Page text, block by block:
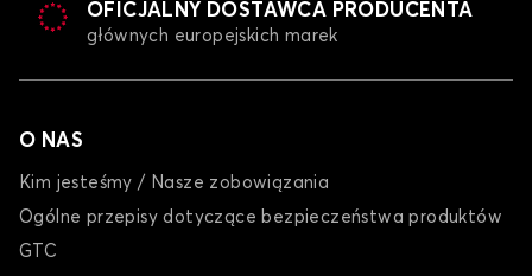
OFICJALNY DOSTAWCA PRODUCENTA
głównych europejskich marek
O NAS
Kim jesteśmy / Nasze zobowiązania
Ogólne przepisy dotyczące bezpieczeństwa produktów
GTC